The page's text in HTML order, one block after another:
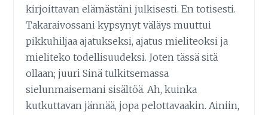
kirjoittavan elämästäni julkisesti. En totisesti.
Takaraivossani kypsynyt väläys muuttui
pikkuhiljaa ajatukseksi, ajatus mieliteoksi ja
mieliteko todellisuudeksi. Joten tässä sitä
ollaan; juuri Sinä tulkitsemassa
sielunmaisemani sisältöä. Ah, kuinka
kutkuttavan jännää, jopa pelottavaakin. Ainiin,